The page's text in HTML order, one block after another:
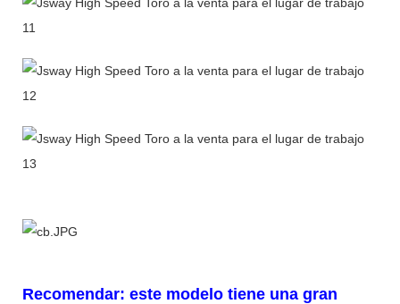
Recomendar: este modelo tiene una gran